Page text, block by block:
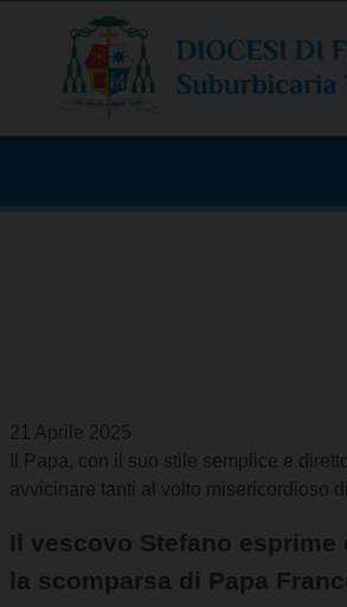
21 Aprile 2025
Il Papa, con il suo stile semplice e
avvicinare tanti al volto misericordioso
Il vescovo Stefano esprime
la scomparsa di Papa